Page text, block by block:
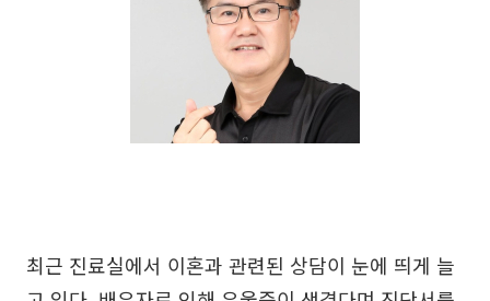
최근 진료실에서 이혼과 관련된 상담이 눈에 띄게 늘